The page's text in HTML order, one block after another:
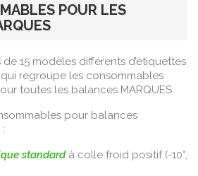
POUR LES
15 modèles différents d’étiquettes
regroupe les consommables
toutes les balances MARQUES
pour balances
standardà colle froid positif (-10°,